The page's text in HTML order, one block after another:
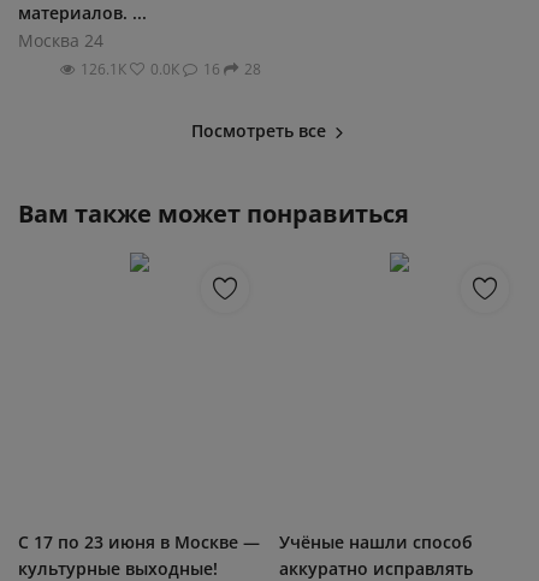
материалов. ...
Москва 24
126.1К 0.0К 16 28
Посмотреть все
Вам также может понравиться
С 17 по 23 июня в Москве —
культурные выходные!
Учёные нашли способ
аккуратно исправлять